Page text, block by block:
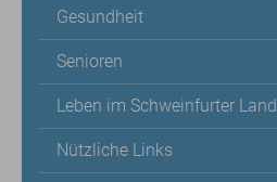
Gesundheit
Senioren
Leben im Schweinfurter Land
Nützliche Links